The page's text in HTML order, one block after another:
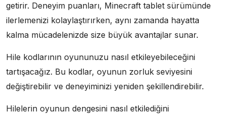
getirir. Deneyim puanları, Minecraft tablet sürümünde
ilerlemenizi kolaylaştırırken, aynı zamanda hayatta
kalma mücadelenizde size büyük avantajlar sunar.
Hile kodlarının oyununuzu nasıl etkileyebileceğini
tartışacağız. Bu kodlar, oyunun zorluk seviyesini
değiştirebilir ve deneyiminizi yeniden şekillendirebilir.
Hilelerin oyunun dengesini nasıl etkilediğini